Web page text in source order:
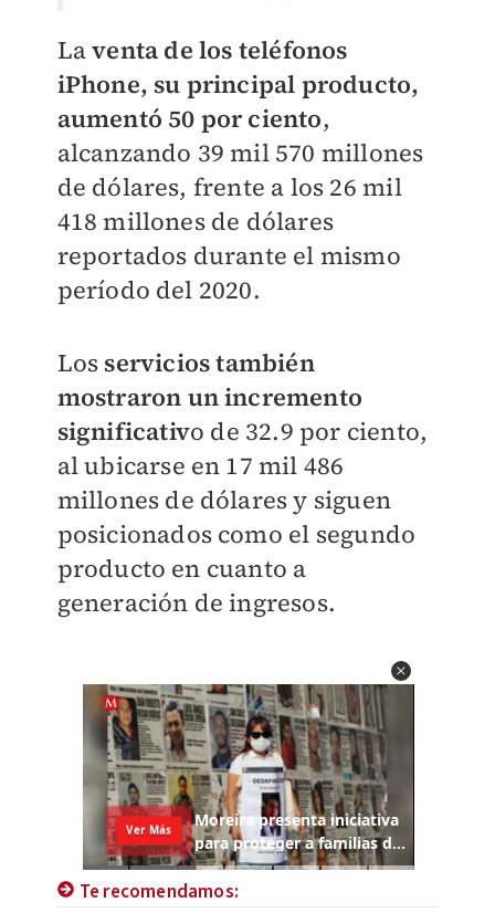
Laventa de los teléfonos
iPhone, su principal producto,
aumentó 50 por ciento,
alcanzando 39 mil 570 millones
de dólares, frente a los 26 mil
418 millones de dólares
reportados durante el mismo
período del 2020.
Los servicios también
mostraron un incremento
significativo de 32.9 por ciento,
al ubicarse en 17 mil 486
millones de dólares y siguen
posicionados como el segundo
producto en cuanto a
generación de ingresos.
Te recomendamos: